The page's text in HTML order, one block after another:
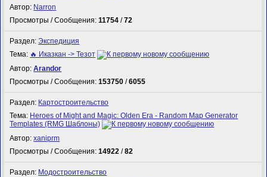
Автор: Narron
Просмотры / Сообщения:11754 /72
Раздел:Экспедиция
Тема: 🔥 Иказкан -> Тезот
Автор:Arandor
Просмотры / Сообщения:153750 /6055
Раздел: Картостроительство
Тема: Heroes of Might and Magic: Olden Era - Random Map Generator
Templates (RMG Шаблоны)
Автор:xaniprm
Просмотры / Сообщения:14922 /82
Раздел: Модостроительство